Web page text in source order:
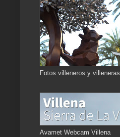
Fotos villeneros y villeneras
Avamet Webcam Villena